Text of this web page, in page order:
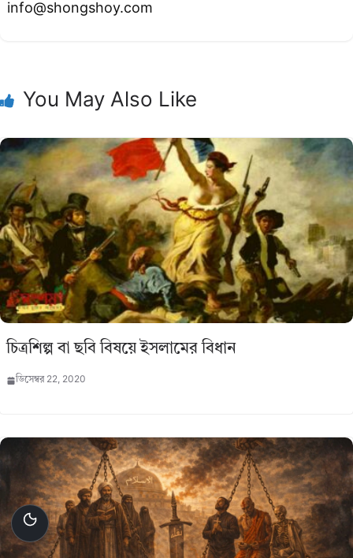
info@shongshoy.com
You May Also Like
চিত্রশিল্প বা ছবি বিষয়ে ইসলামের বিধান
ডিসেম্বর 22, 2020